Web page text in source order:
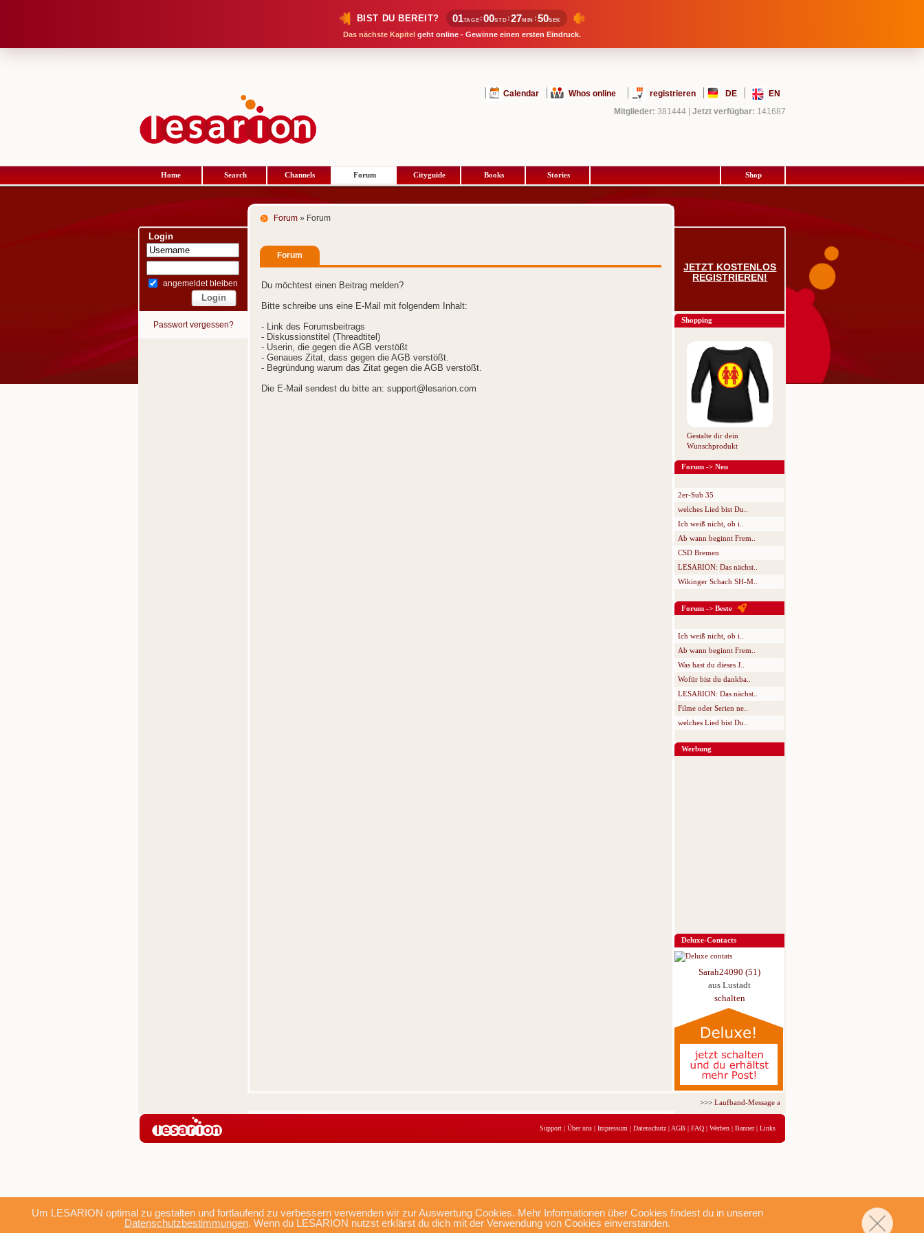
BIST DU BEREIT? 01TAGE :00STD :27MIN :50SEK
Das nächste Kapitel geht online - Gewinne einen ersten Eindruck.
Um LESARION optimal zu gestalten und fortlaufend zu verbessern verwenden wir zur Auswertung Cookies. Mehr Informationen über Cookies findest du in unseren
Datenschutzbestimmungen. Wenn du LESARION nutzst erklärst du dich mit der Verwendung von Cookies einverstanden.
Calendar Whos online registrieren DE
EN
Mitglieder: 381444 Jetzt verfügbar: 141687
Home Search Channels Forum Cityguide Books Stories Shop
Login
angemeldet bleiben
Passwort vergessen?
Forum » Forum
Forum
Du möchtest einen Beitrag melden?
Bitte schreibe uns eine E-Mail mit folgendem Inhalt:
- Link des Forumsbeitrags
- Diskussionstitel (Threadtitel)
- Userin, die gegen die AGB verstößt
- Genaues Zitat, dass gegen die AGB verstößt.
- Begründung warum das Zitat gegen die AGB verstößt.
Die E-Mail sendest du bitte an: support@lesarion.com
JETZT KOSTENLOS
REGISTRIEREN!
Shopping
Gestalte dir dein
Wunschprodukt
Forum -> Neu
2er-Sub 35
welches Lied bist Du..
Ich weiß nicht, ob i..
Ab wann beginnt Frem..
CSD Bremen
LESARION: Das nächst..
Wikinger Schach SH-M..
Forum -> Beste
Ich weiß nicht, ob i..
Ab wann beginnt Frem..
Was hast du dieses J..
Wofür bist du dankba..
LESARION: Das nächst..
Filme oder Serien ne..
welches Lied bist Du..
Werbung
Deluxe-Contacts
Sarah24090 (51)
aus Lustadt
schalten
>>>Laufband-Message ab nur 5,95 € für 3 Tage!
Support | Über uns | Impressum | Datenschutz | AGB | FAQ | Werben | Banner| Links